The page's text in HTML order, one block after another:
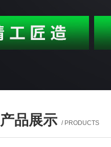
产品展示 / PRODUCTS